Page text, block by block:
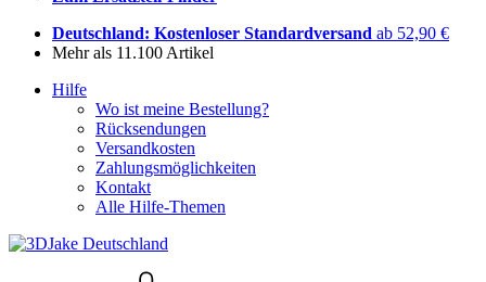
Deutschland: Kostenloser Standardversand ab 52,90 €
Mehr als 11.100 Artikel
Hilfe
Wo ist meine Bestellung?
Rücksendungen
Versandkosten
Zahlungsmöglichkeiten
Kontakt
Alle Hilfe-Themen